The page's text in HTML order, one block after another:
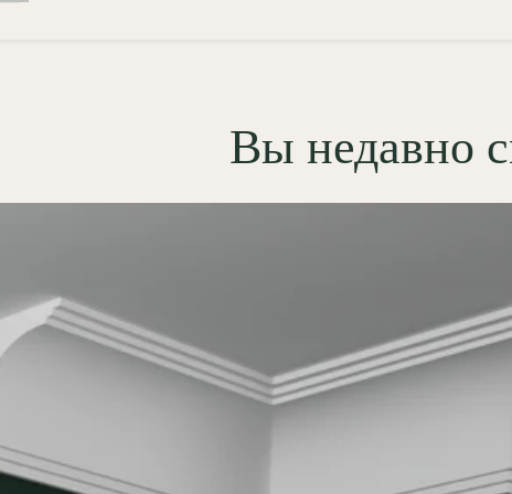
поталью, превращая
Вы недавно